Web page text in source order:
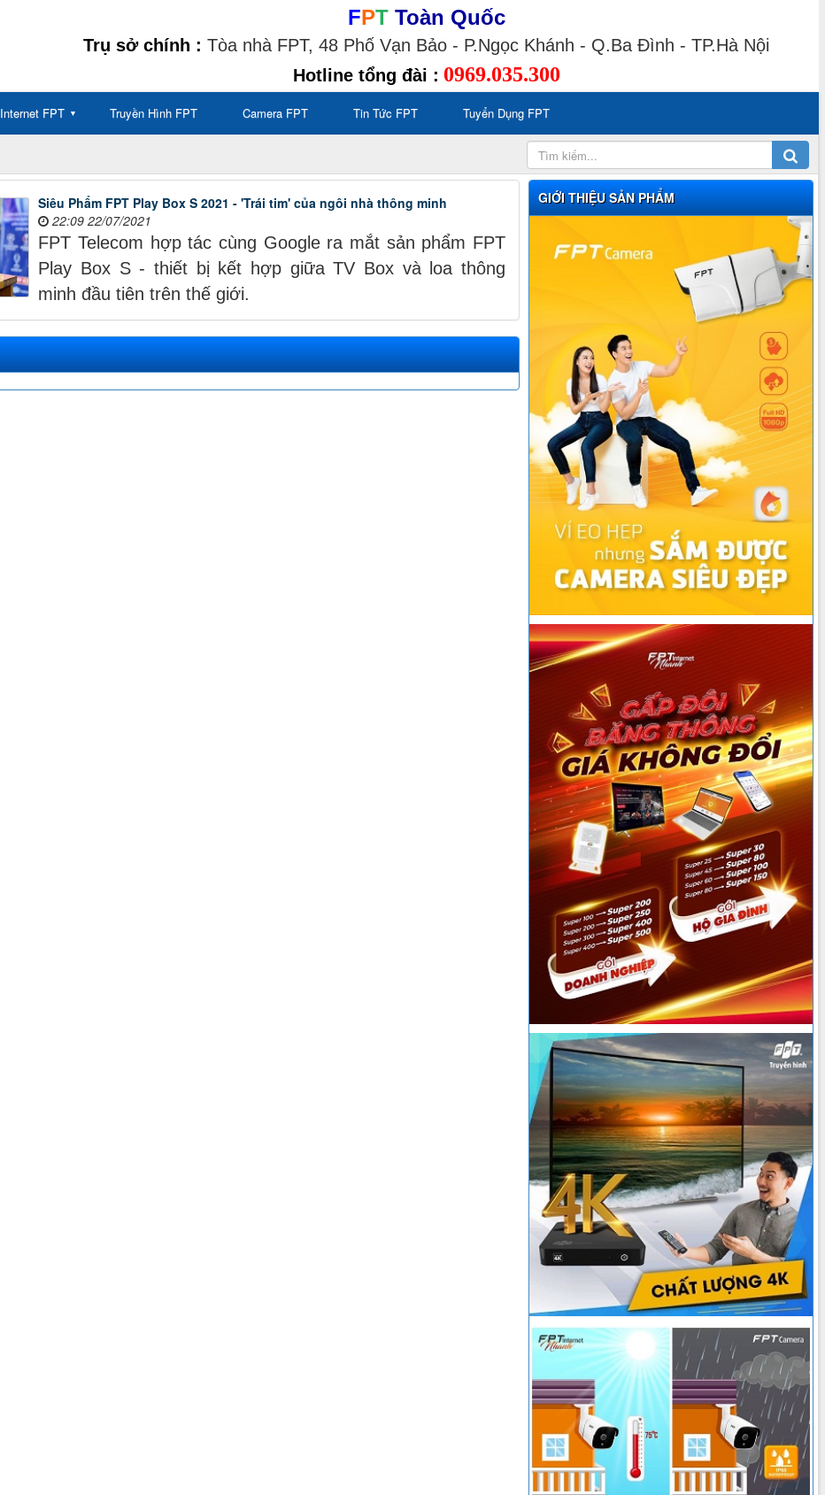
FPT Toàn Quốc
Trụ sở chính : Tòa nhà FPT, 48 Phố Vạn Bảo - P.Ngọc Khánh - Q.Ba Đình - TP.Hà Nội
Hotline tổng đài : 0969.035.300
Internet FPT ▼ Truyền Hình FPT Camera FPT Tin Tức FPT Tuyển Dụng FPT
Siêu Phẩm FPT Play Box S 2021 - 'Trái tim' của ngôi nhà thông minh
22:09 22/07/2021
FPT Telecom hợp tác cùng Google ra mắt sản phẩm FPT
Play Box S - thiết bị kết hợp giữa TV Box và loa thông
minh đầu tiên trên thế giới.
GIỚI THIỆU SẢN PHẨM